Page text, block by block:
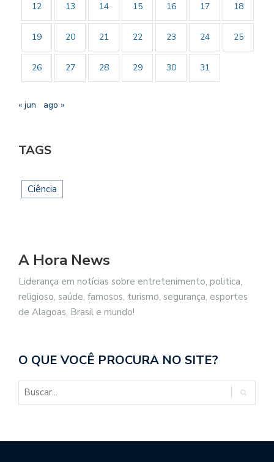
12 13 14 15 16 17 18
19 20 21 22 23 24 25
26 27 28 29 30 31
« jun ago »
TAGS
Ciência
A Hora News
Liderança em notícias sobre entretenimento, politica,
religioso, saúde, famosos, turismo, segurança, esportes
de Alagoas, Brasil e mundo!
O QUE VOCÊ PROCURA NO SITE?